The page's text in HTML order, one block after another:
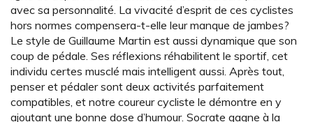
avec sa personnalité. La vivacité d’esprit de ces cyclistes
hors normes compensera-t-elle leur manque de jambes?
Le style de Guillaume Martin est aussi dynamique que son
coup de pédale. Ses réflexions réhabilitent le sportif, cet
individu certes musclé mais intelligent aussi. Après tout,
penser et pédaler sont deux activités parfaitement
compatibles, et notre coureur cycliste le démontre en y
ajoutant une bonne dose d’humour. Socrate gagne à la